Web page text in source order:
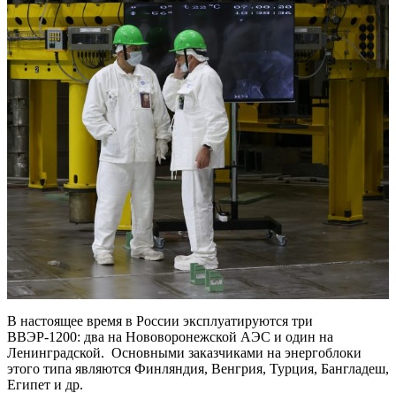
В настоящее время в России эксплуатируются три
ВВЭР-1200: два на Нововоронежской АЭС и один на
Ленинградской. Основными заказчиками на энергоблоки
этого типа являются Финляндия, Венгрия, Турция, Бангладеш,
Египет и др.